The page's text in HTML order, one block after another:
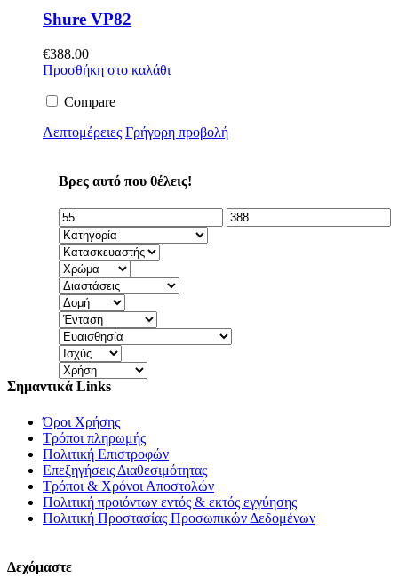
Shure VP82
€388.00
Προσθήκη στο καλάθι
Compare
Λεπτομέρειες Γρήγορη προβολή
Βρες αυτό που θέλεις!
Σημαντικά Links
Όροι Χρήσης
Τρόποι πληρωμής
Πολιτική Επιστροφών
Επεξηγήσεις Διαθεσιμότητας
Τρόποι & Χρόνοι Αποστολών
Πολιτική προιόντων εντός & εκτός εγγύησης
Πολιτική Προστασίας Προσωπικών Δεδομένων
Δεχόμαστε